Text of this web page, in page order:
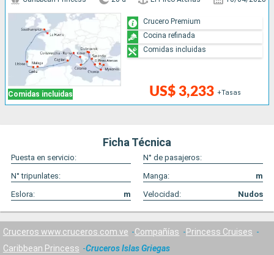
Comidas incluidas US$ 3,233 +Tasas
Crucero Premium
Cocina refinada
Comidas incluidas
Ficha Técnica
Puesta en servicio:
N° de pasajeros:
N° tripunlates:
Manga:
m
Eslora:
m Velocidad: Nudos
Cruceros www.cruceros.com.ve Compañías
Princess Cruises
Caribbean Princess
Cruceros Islas Griegas